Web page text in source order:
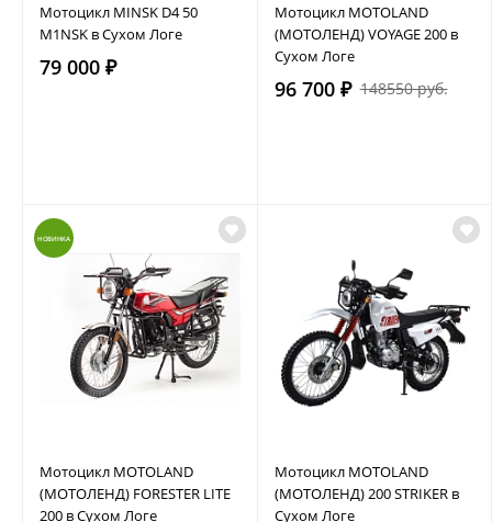
Мотоцикл MINSK D4 50
M1NSK в Сухом Логе
79 000 ₽
Мотоцикл MOTOLAND
(МОТОЛЕНД) VOYAGE 200 в
Сухом Логе
96 700 ₽ 148550 руб.
НОВИНКА
Мотоцикл MOTOLAND
(МОТОЛЕНД) FORESTER LITE
200 в Сухом Логе
Мотоцикл MOTOLAND
(МОТОЛЕНД) 200 STRIKER в
Сухом Логе